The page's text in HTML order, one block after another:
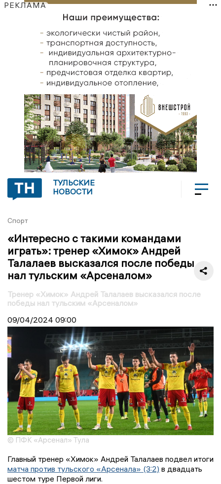
РЕКЛАМА
ТУЛЬСКИЕ
НОВОСТИ
Спорт
«Интересно с такими командами
играть»: тренер «Химок» Андрей
Талалаев высказался после победы
нал тульским «Арсеналом»
Тренер «Химок» Андрей Талалаев высказался после
победы нал тульским «Арсеналом»
09/04/2024 09:00
© ПФК «Арсенал» Тула
Главный тренер «Химок» Андрей Талалаев подвел итоги
матча против тульского «Арсенала» (3:2) в двадцать
шестом туре Первой лиги.